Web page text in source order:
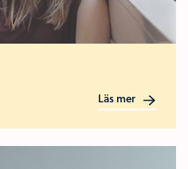
Läs mer